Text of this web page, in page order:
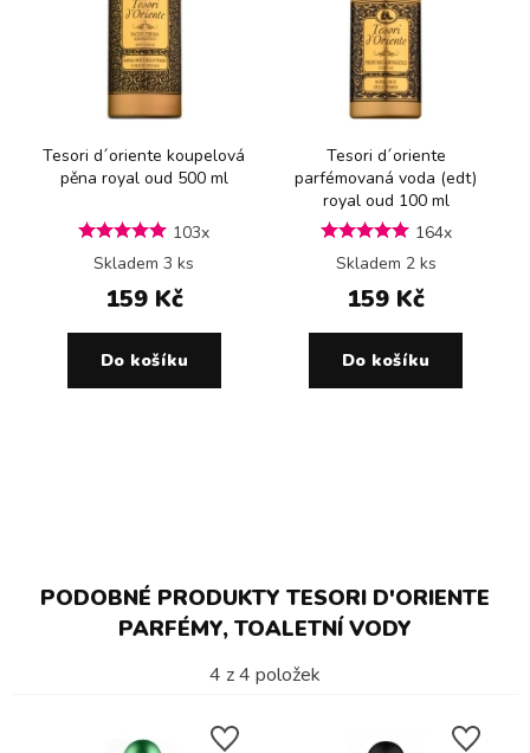
Tesori d´oriente koupelová
pěna royal oud 500 ml
103x
Skladem 3 ks
159 Kč
Do košíku
Tesori d´oriente
parfémovaná voda (edt)
royal oud 100 ml
164x
Skladem 2 ks
159 Kč
Do košíku
PODOBNÉ PRODUKTY TESORI D'ORIENTE
PARFÉMY, TOALETNÍ VODY
4 z4 položek